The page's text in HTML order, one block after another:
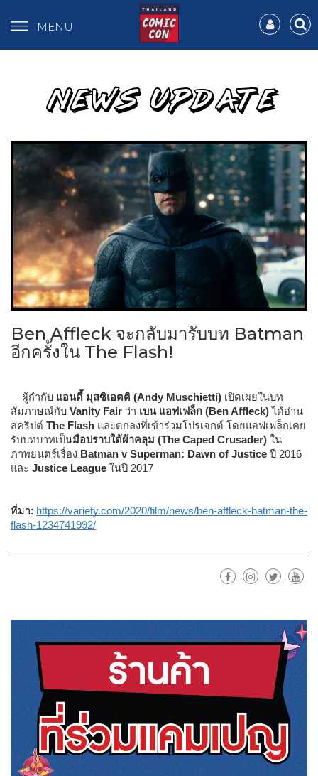
MENU
NEWS UPDATE
Ben Affleck จะกลับมารับบท Batman
อีกครั้งใน The Flash!
ผู้กำกับ แอนดี้ มุสซิเอตติ (Andy Muschietti) เปิดเผยในบท
สัมภาษณ์กับ Vanity Fair ว่า เบน แอฟเฟล็ก (Ben Affleck) ได้อ่าน
สคริปต์ The Flash และตกลงที่เข้าร่วมโปรเจกต์ โดยแอฟเฟล็กเคย
รับบทบาทเป็นมือปราบใต้ผ้าคลุม (The Caped Crusader) ใน
ภาพยนตร์เรื่อง Batman v Superman: Dawn of Justice ปี 2016
และ Justice League ในปี 2017
ที่มา: https://variety.com/2020/film/news/ben-affleck-batman-the-
flash-1234741992/